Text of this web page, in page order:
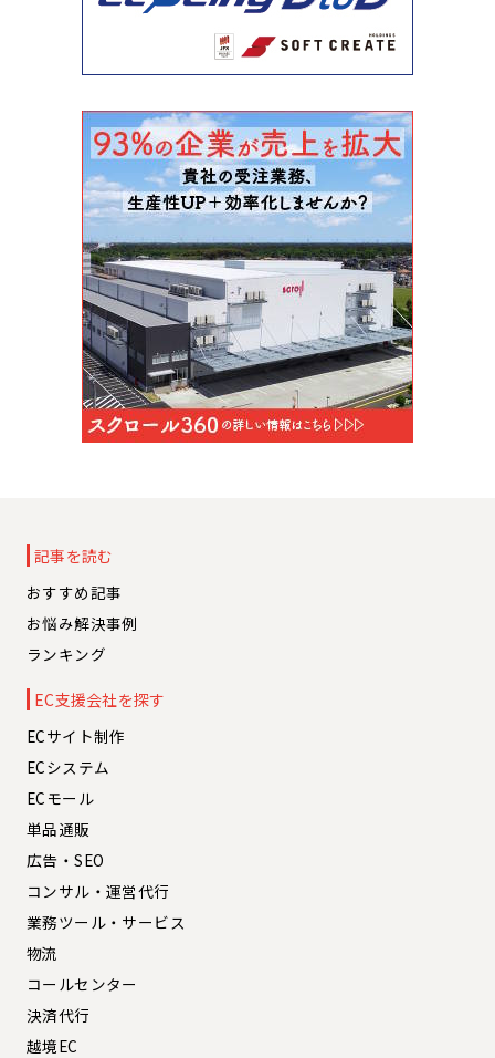
記事を読む
おすすめ記事
お悩み解決事例
ランキング
EC支援会社を探す
ECサイト制作
ECシステム
ECモール
単品通販
広告・SEO
コンサル・運営代行
業務ツール・サービス
物流
コールセンター
決済代行
越境EC